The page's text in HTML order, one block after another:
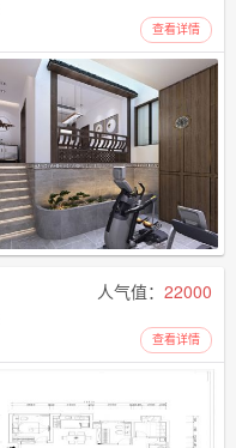
查看详情
人气值： 22000
查看详情